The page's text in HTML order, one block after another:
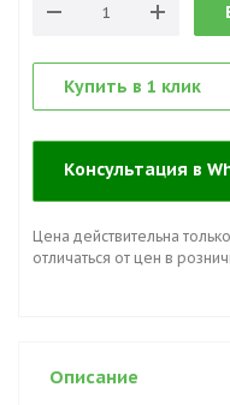
Купить в 1 клик
Консультация в
Цена действительна
отличаться от цен в
Описание